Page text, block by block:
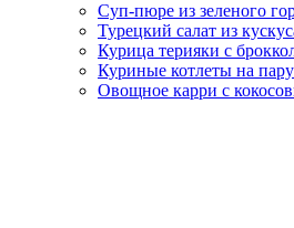
Суп-пюре из зеленого
Турецкий салат из
Курица терияки с
Куриные котлеты на
Овощное карри с